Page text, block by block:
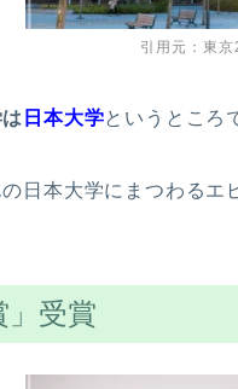
引用元：東
日本大学というところ
日本大学にまつわるエ
」受賞